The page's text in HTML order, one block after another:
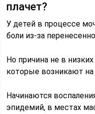
плачет?
У детей в процессе
боли из-за
Но причина не в
которые возникают на
Начинаются
эпидемий, в местах